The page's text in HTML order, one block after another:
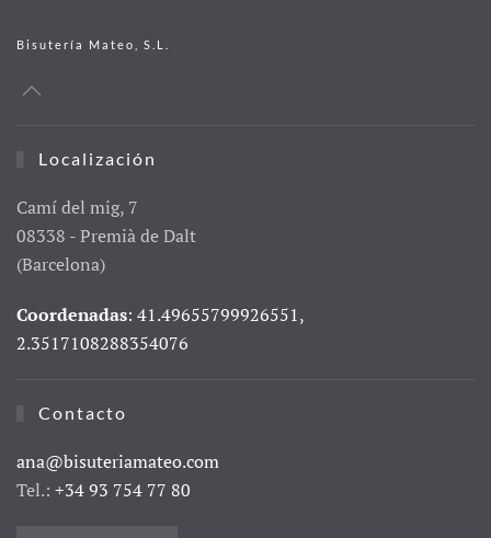
Bisutería Mateo, S.L.
Localización
Camí del mig, 7
08338 - Premià de Dalt
(Barcelona)
Coordenadas: 41.49655799926551,
2.3517108288354076
Contacto
ana@bisuteriamateo.com
Tel.: +34 93 754 77 80